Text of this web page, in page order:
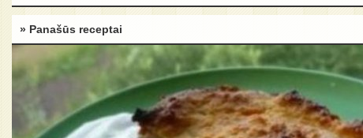
» Panašūs receptai